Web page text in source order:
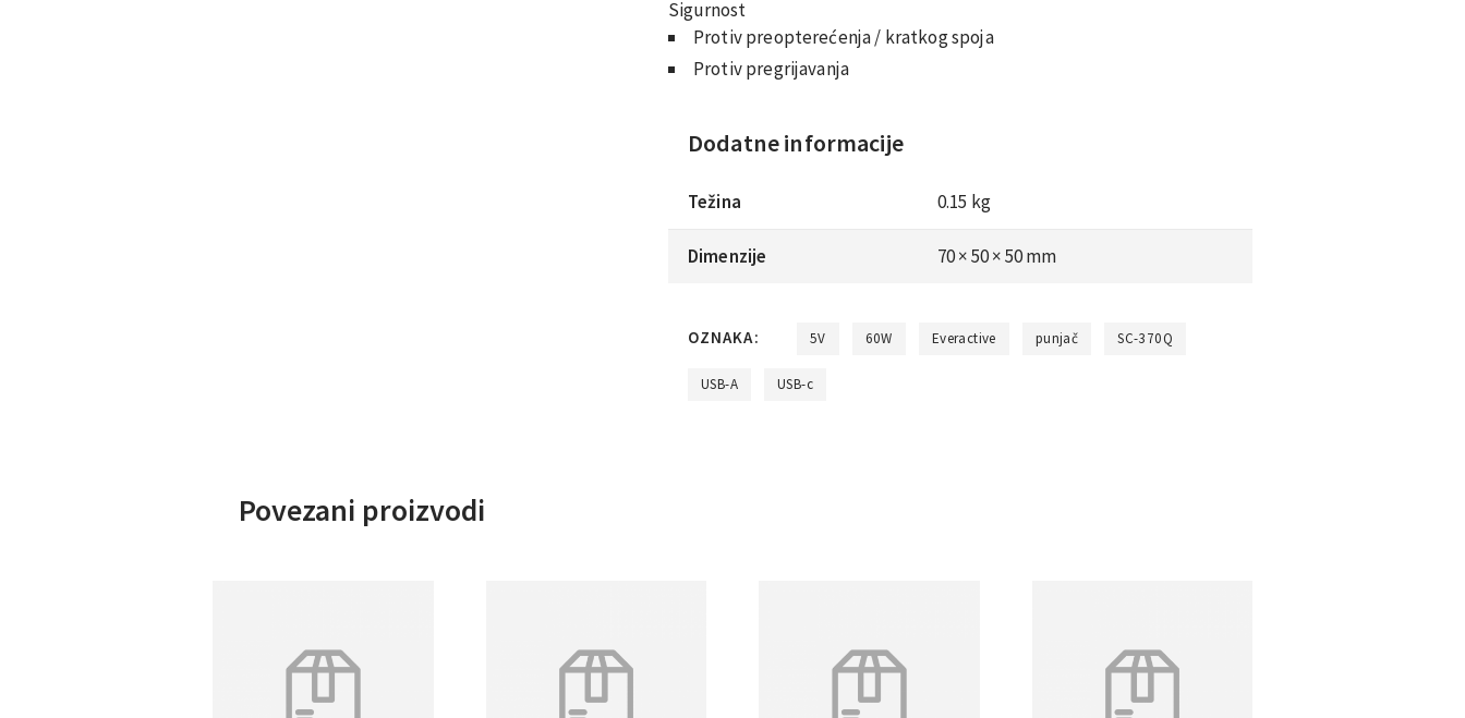
Sigurnost
Protiv preopterećenja / kratkog spoja
Protiv pregrijavanja
Dodatne informacije
Težina 0.15 kg
Dimenzije 70 × 50 × 50 mm
OZNAKA: 5V 60W Everactive punjač SC-370Q
USB-A USB-c
Povezani proizvodi